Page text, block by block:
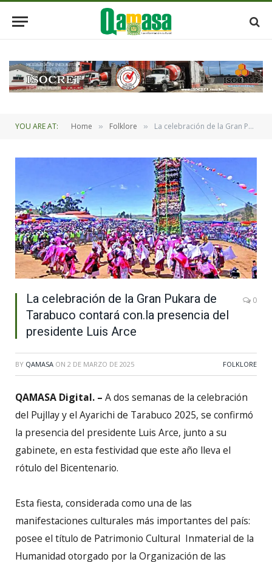
YOU ARE AT: Home » Folklore » La celebración de la Gran Pukara de Tarabuco contará con.la presencia del presidente Luis Arce
La celebración de la Gran Pukara de
Tarabuco contará con.la presencia del
presidente Luis Arce
0
BY QAMASA ON 2 DE MARZO DE 2025 FOLKLORE
QAMASA Digital. – A dos semanas de la celebración
del Pujllay y el Ayarichi de Tarabuco 2025, se confirmó
la presencia del presidente Luis Arce, junto a su
gabinete, en esta festividad que este año lleva el
rótulo del Bicentenario.
Esta fiesta, considerada como una de las
manifestaciones culturales más importantes del país:
posee el título de Patrimonio Cultural Inmaterial de la
Humanidad otorgado por la Organización de las